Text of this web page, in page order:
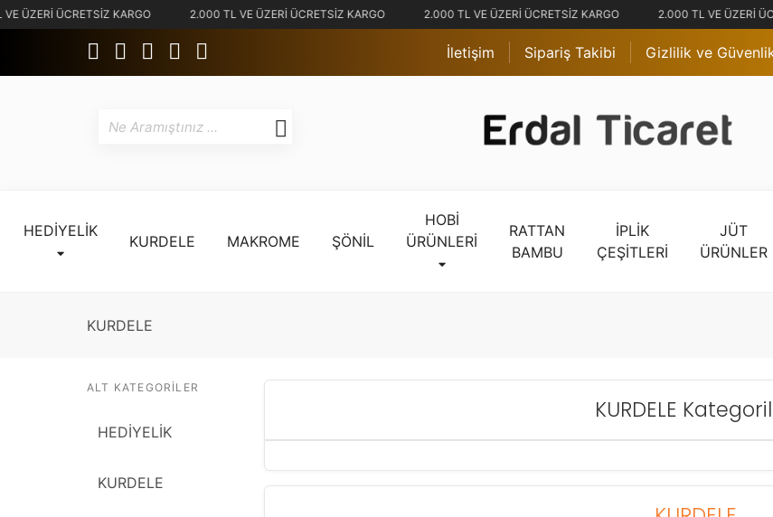
ÜZERİ ÜCRETSİZ KARGO 2.000 TL VE ÜZERİ ÜCRETSİZ KARGO 2.000 TL VE ÜZERİ ÜCRETSİZ KARGO 2.000 TL VE ÜZERİ
İletişim Sipariş Takibi Gizlilik ve
HEDİYELİK
KURDELE MAKROME ŞÖNİL
HOBİ
ÜRÜNLERİ
RATTAN
BAMBU
İPLİK
ÇEŞİTLERİ
JÜT
ÜRÜNLER
KURDELE
ALT KATEGORILER
HEDİYELİK
KURDELE
KURDELE